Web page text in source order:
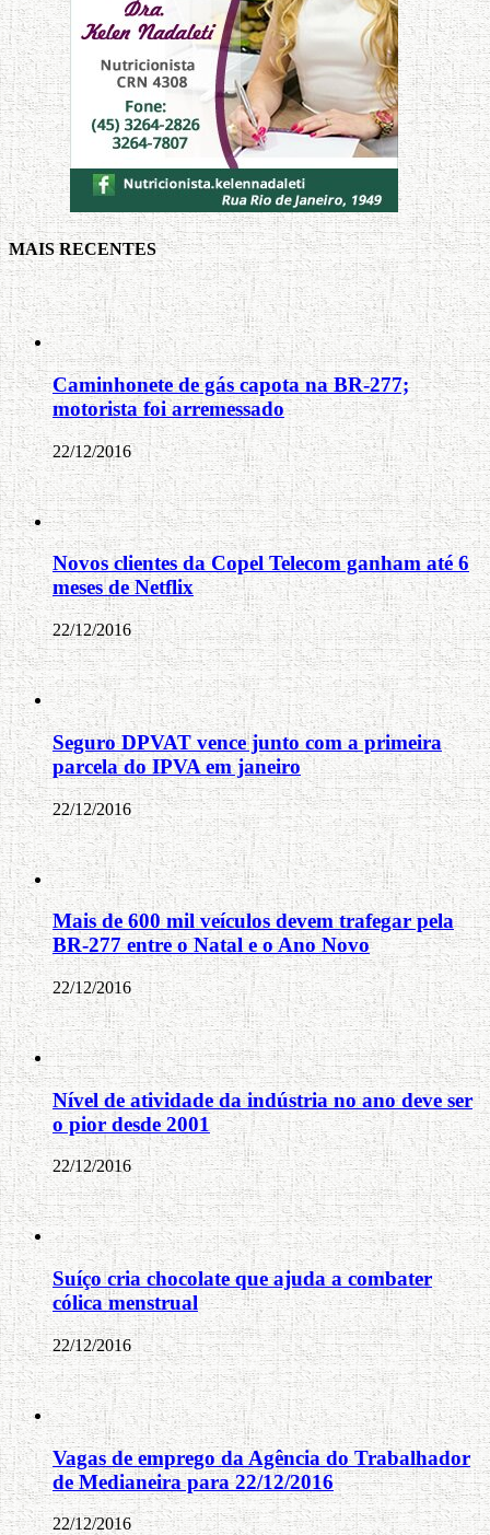
MAIS RECENTES
Caminhonete de gás capota na BR-277;
motorista foi arremessado
22/12/2016
Novos clientes da Copel Telecom ganham até 6
meses de Netflix
22/12/2016
Seguro DPVAT vence junto com a primeira
parcela do IPVA em janeiro
22/12/2016
Mais de 600 mil veículos devem trafegar pela
BR-277 entre o Natal e o Ano Novo
22/12/2016
Nível de atividade da indústria no ano deve ser
o pior desde 2001
22/12/2016
Suíço cria chocolate que ajuda a combater
cólica menstrual
22/12/2016
Vagas de emprego da Agência do Trabalhador
de Medianeira para 22/12/2016
22/12/2016